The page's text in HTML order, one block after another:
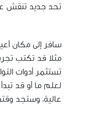
تحد جديد تنقش
سافر إلى مكان
مثلا قد تكتب
تستثمر أدوات
لعلم ما أو قد
عالية، وستجد